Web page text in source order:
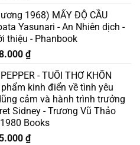
₫.
tại
là:
110.000 ₫.
1968) MẤY ĐỘ CẦU
Yasunari - An Nhiên dịch -
thiệu - Phanbook
₫.
₫Giá
tại
là:
158.000 ₫.
- TUỔI THƠ KHỐN
kinh điển về tình yêu
cảm và hành trình trưởng
Sidney - Trương Vũ Thảo
Books
₫Giá